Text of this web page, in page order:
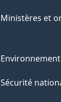
Ministères et
Sécurité